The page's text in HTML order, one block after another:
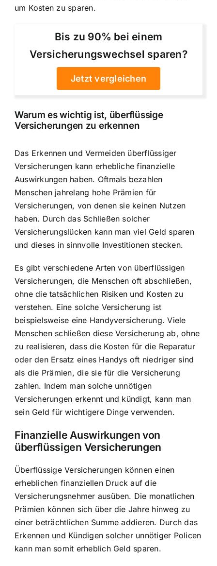
um Kosten zu sparen.
Bis zu 90% bei einem
Versicherungswechsel sparen?
Jetzt vergleichen
Warum es wichtig ist, überflüssige
Versicherungen zu erkennen
Das Erkennen und Vermeiden überflüssiger
Versicherungen kann erhebliche finanzielle
Auswirkungen haben. Oftmals bezahlen
Menschen jahrelang hohe Prämien für
Versicherungen, von denen sie keinen Nutzen
haben. Durch das Schließen solcher
Versicherungslücken kann man viel Geld sparen
und dieses in sinnvolle Investitionen stecken.
Es gibt verschiedene Arten von überflüssigen
Versicherungen, die Menschen oft abschließen,
ohne die tatsächlichen Risiken und Kosten zu
verstehen. Eine solche Versicherung ist
beispielsweise eine Handyversicherung. Viele
Menschen schließen diese Versicherung ab, ohne
zu realisieren, dass die Kosten für die Reparatur
oder den Ersatz eines Handys oft niedriger sind
als die Prämien, die sie für die Versicherung
zahlen. Indem man solche unnötigen
Versicherungen erkennt und kündigt, kann man
sein Geld für wichtigere Dinge verwenden.
Finanzielle Auswirkungen von
überflüssigen Versicherungen
Überflüssige Versicherungen können einen
erheblichen finanziellen Druck auf die
Versicherungsnehmer ausüben. Die monatlichen
Prämien können sich über die Jahre hinweg zu
einer beträchtlichen Summe addieren. Durch das
Erkennen und Kündigen solcher unnötiger Policen
kann man somit erheblich Geld sparen.